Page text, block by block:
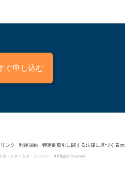
ぐ申し込む
ンク 利用規約 特定商取引に関する法律に基づく表示
ポックタイムズ・ジャパン. All Rights Reserved.